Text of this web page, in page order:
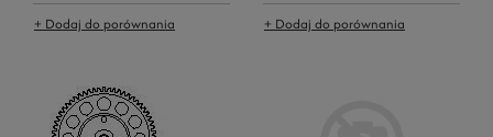
+ Dodaj do porównania + Dodaj do porównania